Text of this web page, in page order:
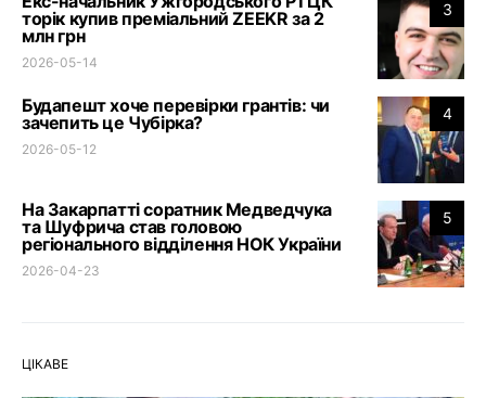
3
торік купив преміальний ZEEKR за 2
млн грн
2026-05-14
4
Будапешт хоче перевірки грантів: чи
зачепить це Чубірка?
2026-05-12
5
На Закарпатті соратник Медведчука
та Шуфрича став головою
регіонального відділення НОК України
2026-04-23
ЦІКАВЕ